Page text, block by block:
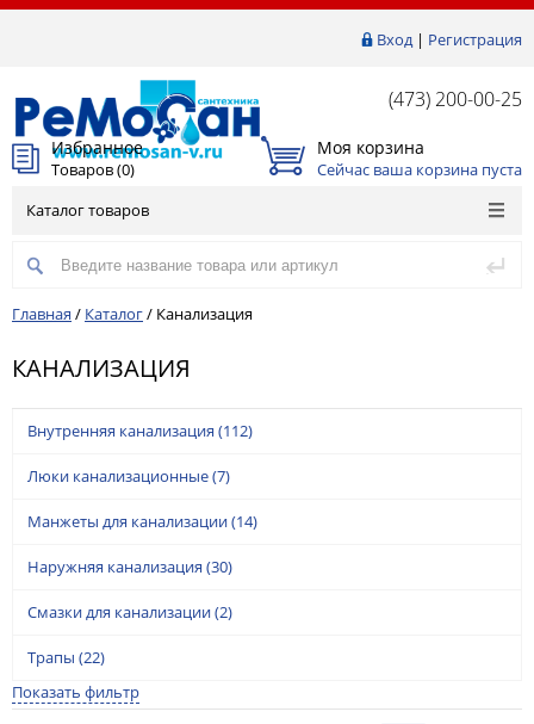
Вход| Регистрация
(473) 200-00-25
Избранное
Товаров (0)
Моя корзина
Сейчас ваша корзина пуста
Каталог товаров
Главная / Каталог/ Канализация
КАНАЛИЗАЦИЯ
Внутренняя канализация (112)
Люки канализационные(7)
Манжеты для канализации(14)
Наружняя канализация (30)
Смазки для канализации(2)
Трапы (22)
Показать фильтр